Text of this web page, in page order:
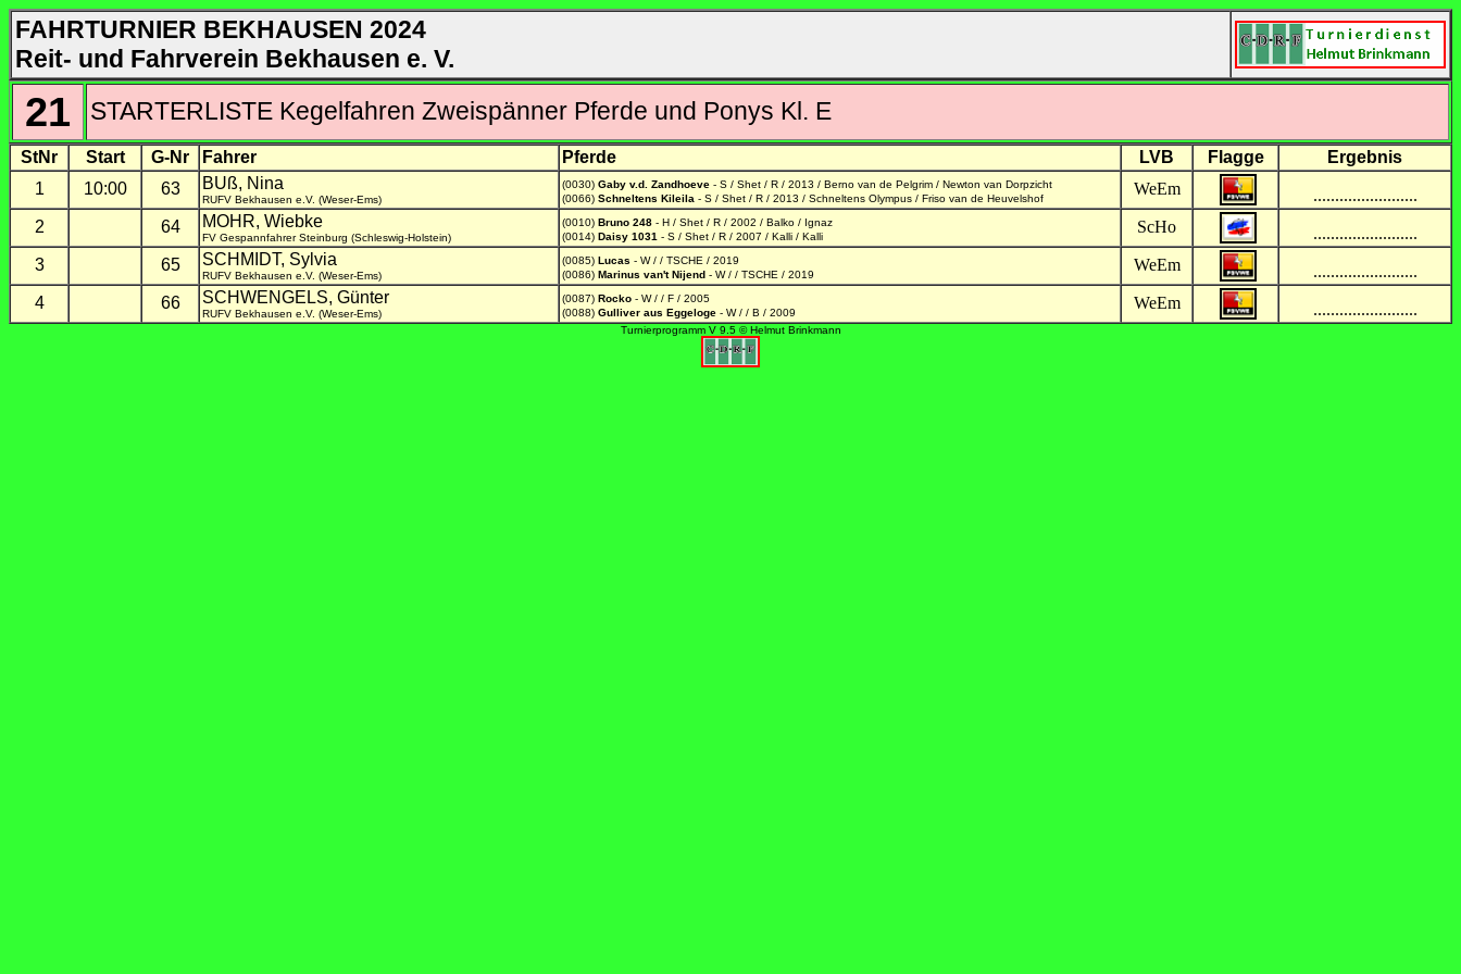
FAHRTURNIER BEKHAUSEN 2024
Reit- und Fahrverein Bekhausen e. V.
21 STARTERLISTE Kegelfahren Zweispänner Pferde und Ponys Kl. E
StNr Start G-Nr Fahrer Pferde LVB Flagge
Ergebnis
1
10:00 63 BUß, Nina
RUFV Bekhausen e.V. (Weser-Ems)
(0030) Gaby v.d. Zandhoeve - S / Shet / R / 2013 / Berno van de Pelgrim / Newton van Dorpzicht
(0066) Schneltens Kileila - S / Shet / R / 2013 / Schneltens Olympus / Friso van de Heuvelshof
WeEm
........................
2
64 MOHR, Wiebke
FV Gespannfahrer Steinburg (Schleswig-Holstein)
(0010) Bruno 248 - H / Shet / R / 2002 / Balko / Ignaz
(0014) Daisy 1031 - S / Shet / R / 2007 / Kalli / Kalli
ScHo
........................
3
65 SCHMIDT, Sylvia
RUFV Bekhausen e.V. (Weser-Ems)
(0085) Lucas - W / / TSCHE / 2019
(0086) Marinus van't Nijend - W / / TSCHE / 2019
WeEm
........................
4
66 SCHWENGELS, Günter
RUFV Bekhausen e.V. (Weser-Ems)
(0087) Rocko - W / / F / 2005
(0088) Gulliver aus Eggeloge - W / / B / 2009
WeEm ........................
Turnierprogramm V 9.5 © Helmut Brinkmann